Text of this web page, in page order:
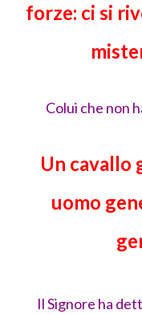
forze: ci si
Colui che non
Un cavallo
uomo
Il Signore ha